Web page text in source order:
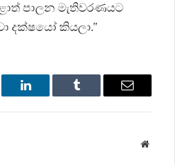
පාලන මැතිවරණයට
දක්ෂයෝ කියලා.”
LinkedIn Tumblr Email
Website